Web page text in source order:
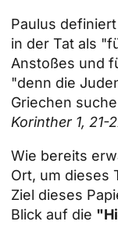
Paulus
in der Tat als
Anstoßes und
"denn die
Griechen
Korinther 1, 21-
Wie bereits
Ort, um dieses
Ziel dieses
Blick auf die